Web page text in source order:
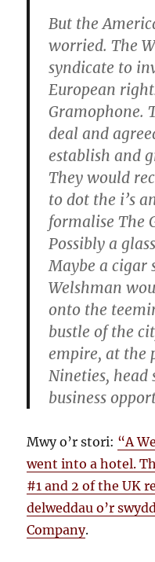
But the
worried. The
syndicate to
European
Gramophone.
deal and
establish and
They would
to dot the i’s
formalise The
Possibly a
Maybe a cigar
Welshman
onto the
bustle of the
empire, at the
Nineties,
business
Mwy o’r stori: “A
went into a hotel.
#1 and 2 of the UK
delweddau o’r
Company.